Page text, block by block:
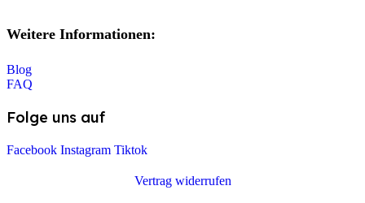
Weitere Informationen:
Blog
FAQ
Folge uns auf
Facebook Instagram Tiktok
Vertrag widerrufen